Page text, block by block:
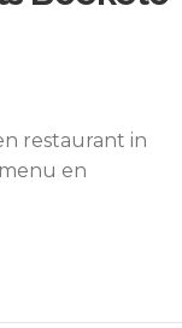
restaurant in
en